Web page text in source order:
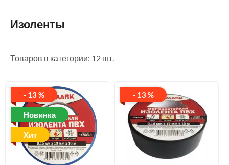
Изоленты
Товаров в категории: 12 шт.
- 13 %
Новинка
Хит
- 13 %